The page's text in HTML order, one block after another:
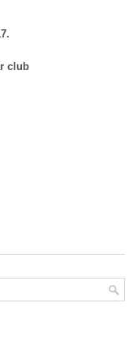
club